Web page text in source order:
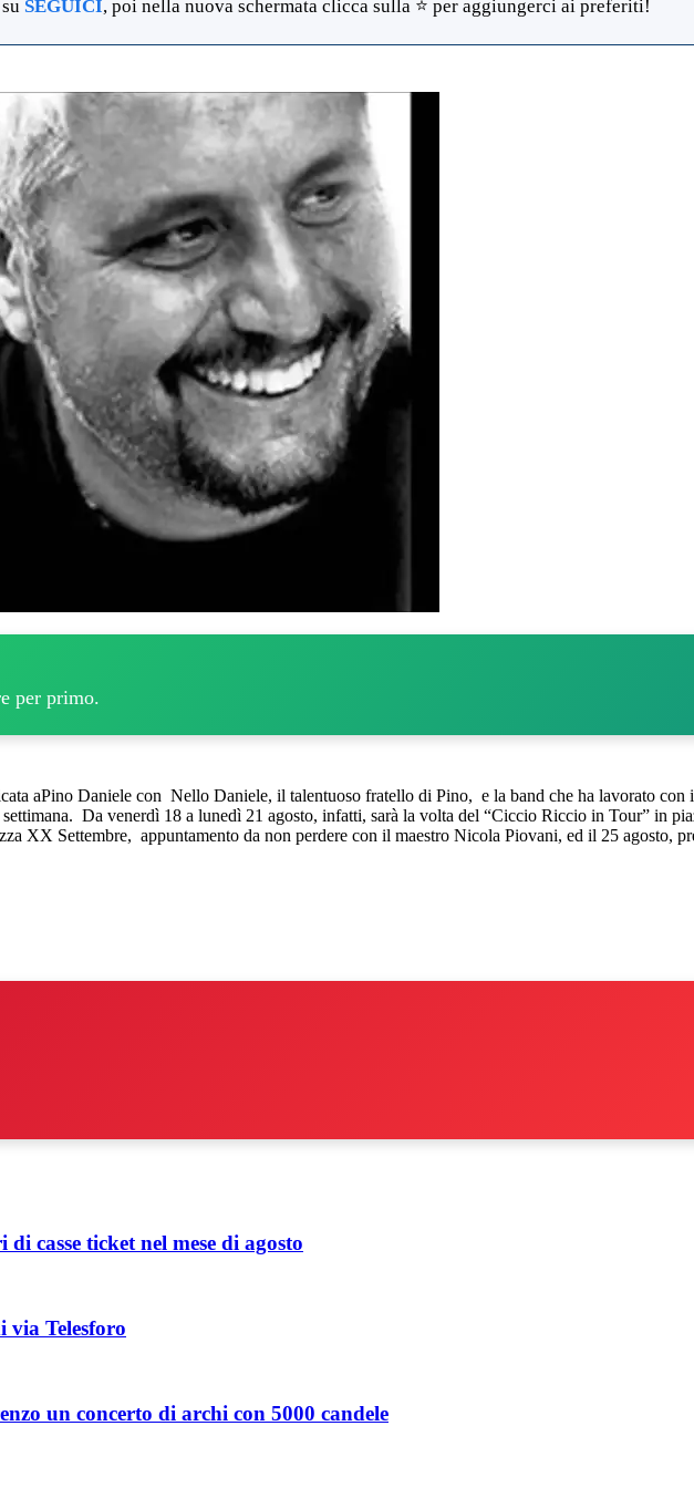
SEGUICI, poi nella nuova schermata clicca sulla ⭐ per aggiungerci ai preferiti!
per primo.
aPino Daniele con Nello Daniele, il talentuoso fratello di Pino, e la band che ha lavorato con
Da venerdì 18 a lunedì 21 agosto, infatti, sarà la volta del “Ciccio Riccio in Tour” in
XX Settembre, appuntamento da non perdere con il maestro Nicola Piovani, ed il 25 agosto,
casse ticket nel mese di agosto
via Telesforo
un concerto di archi con 5000 candele